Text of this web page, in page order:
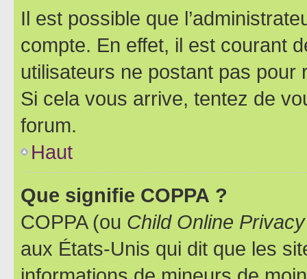
Il est possible que
compte. En effet, il est courant
utilisateurs ne postant pas pour
Si cela vous arrive, tentez de
forum.
Haut
Que signifie COPPA ?
COPPA (ou Child Online
aux États-Unis qui dit que les